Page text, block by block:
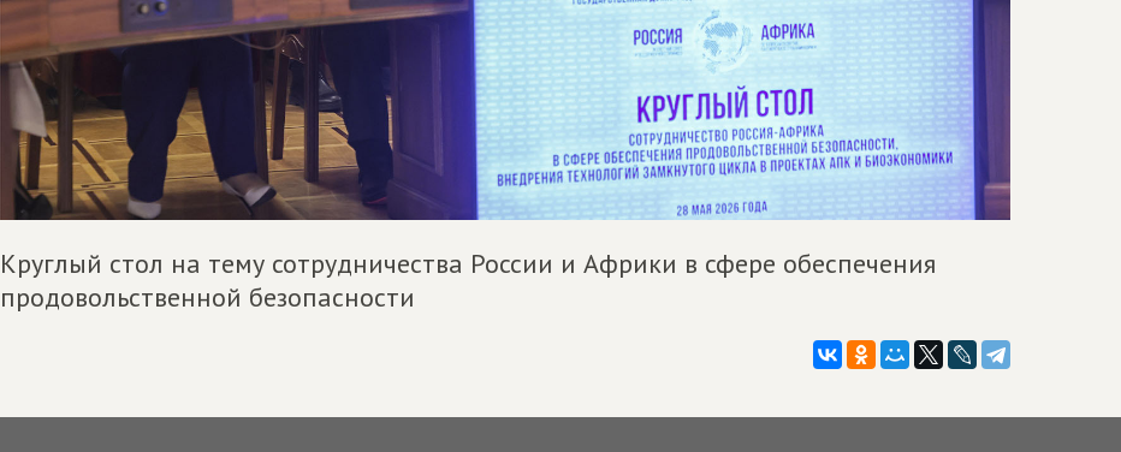
Круглый стол на тему сотрудничества России и Африки в сфере обеспечения
продовольственной безопасности